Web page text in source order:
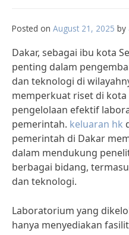
Posted on August 21, 2025 by
Dakar, sebagai ibu kota
penting dalam
dan teknologi di
memperkuat riset di kota
pengelolaan efektif
pemerintah. keluaran hk
pemerintah di Dakar
dalam mendukung
berbagai bidang,
dan teknologi.
Laboratorium yang
hanya menyediakan